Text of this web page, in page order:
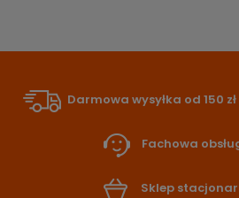
Darmowa wysyłka od 150 zł
Fachowa
Sklep